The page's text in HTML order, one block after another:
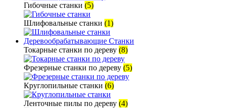
Гибочные станки (5)
Шлифовальные станки (1)
Деревообрабатывающие Станки
Токарные станки по дереву (8)
Фрезерные станки по дереву (5)
Круглопильные станки (6)
Ленточные пилы по дереву (4)